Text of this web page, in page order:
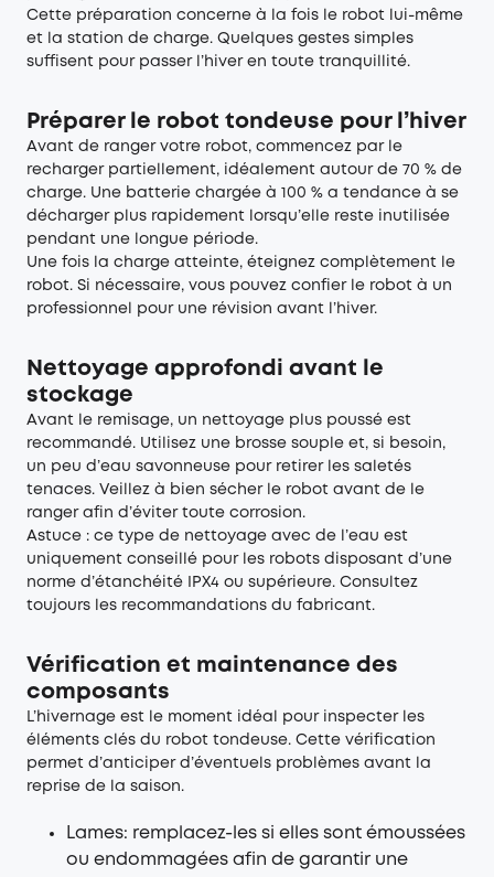
Cette préparation concerne à la fois le robot lui-même
et la station de charge. Quelques gestes simples
suffisent pour passer l’hiver en toute tranquillité.
Préparer le robot tondeuse pour l’hiver
Avant de ranger votre robot, commencez par le
recharger partiellement, idéalement autour de 70 % de
charge. Une batterie chargée à 100 % a tendance à se
décharger plus rapidement lorsqu’elle reste inutilisée
pendant une longue période.
Une fois la charge atteinte, éteignez complètement le
robot. Si nécessaire, vous pouvez confier le robot à un
professionnel pour une révision avant l’hiver.
Nettoyage approfondi avant le
stockage
Avant le remisage, un nettoyage plus poussé est
recommandé. Utilisez une brosse souple et, si besoin,
un peu d’eau savonneuse pour retirer les saletés
tenaces. Veillez à bien sécher le robot avant de le
ranger afin d’éviter toute corrosion.
Astuce : ce type de nettoyage avec de l’eau est
uniquement conseillé pour les robots disposant d’une
norme d’étanchéité IPX4 ou supérieure. Consultez
toujours les recommandations du fabricant.
Vérification et maintenance des
composants
L’hivernage est le moment idéal pour inspecter les
éléments clés du robot tondeuse. Cette vérification
permet d’anticiper d’éventuels problèmes avant la
reprise de la saison.
Lames: remplacez-les si elles sont émoussées
ou endommagées afin de garantir une